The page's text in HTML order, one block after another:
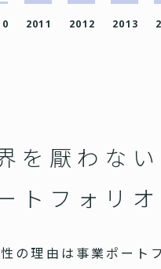
2011 2012 2013
を厭わな
トフォリ
の理由は事業ポート